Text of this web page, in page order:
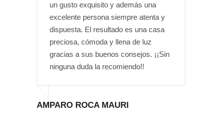
un gusto exquisito y además una
excelente persona siempre atenta y
dispuesta. El resultado es una casa
preciosa, cómoda y llena de luz
gracias a sus buenos consejos. ¡¡Sin
ninguna duda la recomiendo!!
AMPARO ROCA MAURI